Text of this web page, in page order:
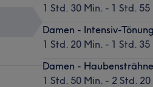
1 Std. 30 Min. - 1 Std. 55
Damen - Intensiv-
1 Std. 20 Min. - 1 Std. 35
Damen -
1 Std. 50 Min. - 2 Std. 20